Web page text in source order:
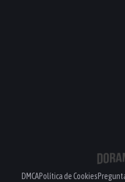
DMCAPolítica de Cookies